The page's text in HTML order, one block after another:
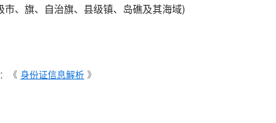
、旗、自治旗、县级镇、岛礁及其海域)
《 身份证信息解析 》